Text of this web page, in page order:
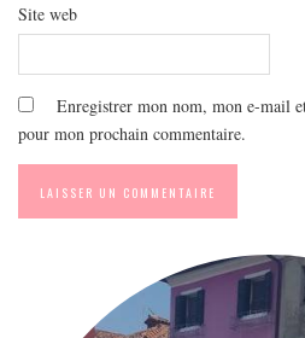
Site web
Enregistrer mon nom, mon e-mail
pour mon prochain commentaire.